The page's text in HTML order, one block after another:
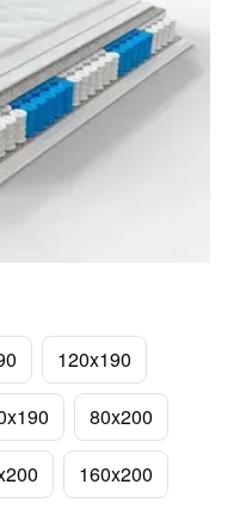
120x190
80x200
160x200